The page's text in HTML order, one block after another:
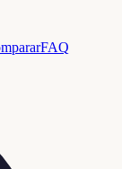
FAQ